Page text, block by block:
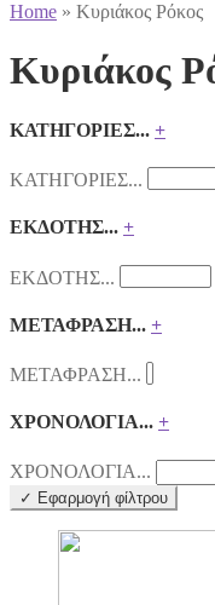
Home » Κυριάκος Ρόκος
Κυριάκος
ΚΑΤΗΓΟΡΙΕΣ... +
ΚΑΤΗΓΟΡΙΕΣ...
ΕΚΔΟΤΗΣ... +
ΕΚΔΟΤΗΣ...
ΜΕΤΑΦΡΑΣΗ... +
ΜΕΤΑΦΡΑΣΗ...
ΧΡΟΝΟΛΟΓΙΑ... +
ΧΡΟΝΟΛΟΓΙΑ...
✓ Εφαρμογή φίλτρου